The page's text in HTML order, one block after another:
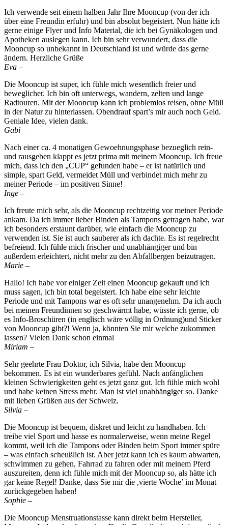
Ich verwende seit einem halben Jahr Ihre Mooncup (von der ich
über eine Freundin erfuhr) und bin absolut begeistert. Nun hätte ich
gerne einige Flyer und Info Material, die ich bei Gynäkologen und
Apotheken auslegen kann. Ich bin sehr verwundert, dass die
Mooncup so unbekannt in Deutschland ist und würde das gerne
ändern. Herzliche Grüße
Eva –
Die Mooncup ist super, ich fühle mich wesentlich freier und
beweglicher. Ich bin oft unterwegs, wandern, zelten und lange
Radtouren. Mit der Mooncup kann ich problemlos reisen, ohne Müll
in der Natur zu hinterlassen. Obendrauf spart’s mir auch noch Geld.
Geniale Idee, vielen dank.
Gabi –
Nach einer ca. 4 monatigen Gewoehnungsphase bezueglich rein-
und rausgeben klappt es jetzt prima mit meinem Mooncup. Ich freue
mich, dass ich den „CUP“ gefunden habe – er ist natürlich und
simple, spart Geld, vermeidet Müll und verbindet mich mehr zu
meiner Periode – im positiven Sinne!
Inge –
Ich freute mich sehr, als die Mooncup rechtzeitig vor meiner Periode
ankam. Da ich immer lieber Binden als Tampons getragen habe, war
ich besonders erstaunt darüber, wie einfach die Mooncup zu
verwenden ist. Sie ist auch sauberer als ich dachte. Es ist regelrecht
befreiend. Ich fühle mich frischer und unabhängiger und bin
außerdem erleichtert, nicht mehr zu den Abfallbergen beizutragen.
Marie –
Hallo! Ich habe vor einiger Zeit einen Mooncup gekauft und ich
muss sagen, ich bin total begeistert. Ich habe eine sehr leichte
Periode und mit Tampons war es oft sehr unangenehm. Da ich auch
bei meinen Freundinnen so geschwärmt habe, wüsste ich gerne, ob
es Info-Broschüren (in englisch wäre völlig in Ordnung)und Sticker
von Mooncup gibt?! Wenn ja, könnten Sie mir welche zukommen
lassen? Vielen Dank schon einmal
Miriam –
Sehr geehrte Frau Doktor, ich Silvia, habe den Mooncup
bekommen. Es ist ein wunderbares gefühl. Nach anfänglichen
kleinen Schwierigkeiten geht es jetzt ganz gut. Ich fühle mich wohl
und habe keinen Stress mehr. Man ist viel unabhängiger so. Danke
mit lieben Grüßen aus der Schweiz.
Silvia –
Die Mooncup ist bequem, diskret und leicht zu handhaben. Ich
treibe viel Sport und hasse es normalerweise, wenn meine Regel
kommt, weil ich die Tampons oder Binden beim Sport immer spüre
– was einfach scheußlich ist. Aber jetzt kann ich es kaum abwarten,
schwimmen zu gehen, Fahrrad zu fahren oder mit meinem Pferd
auszureiten, denn ich fühle mich mit der Mooncup so, als hätte ich
gar keine Regel! Danke, dass Sie mir die ,vierte Woche’ im Monat
zurückgegeben haben!
Sophie –
Die Mooncup Menstruationstasse kann direkt beim Hersteller,